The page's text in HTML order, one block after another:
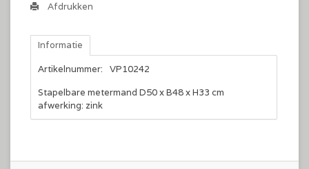
Afdrukken
Informatie
Artikelnummer:
VP10242
Stapelbare metermand D50 x B48 x H33 cm
afwerking: zink